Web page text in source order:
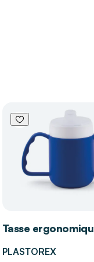
au
Tasse
PLASTOREX